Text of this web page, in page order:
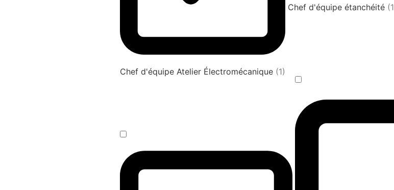
Chef d'équipe Atelier Électromécanique (1)
Chef d'équipe étanchéité